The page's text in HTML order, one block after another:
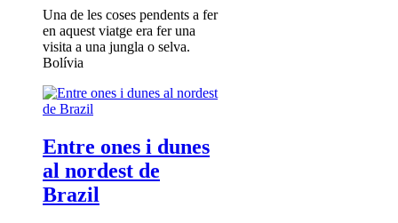
Una de les coses pendents a fer
en aquest viatge era fer una
visita a una jungla o selva.
Bolívia
Entre ones i dunes
al nordest de
Brazil